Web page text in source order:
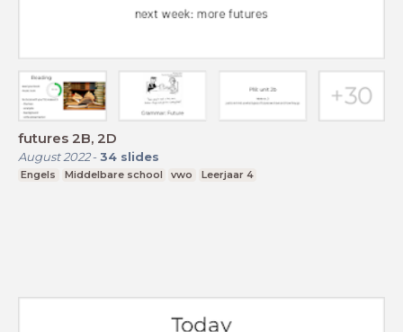
futures 2B, 2D
August 2022- 34 slides
Engels Middelbare school vwo Leerjaar 4